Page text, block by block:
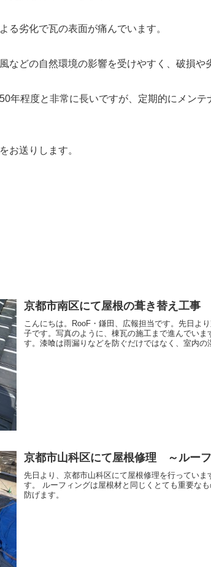
る劣化で瓦の表面が痛んでいます。
などの自然環境の影響を受けやすく、破損や
年程度と非常に長いですが、定期的にメン
お送りします。
京都市南区にて屋根の葺き替え工事
こんにちは。RooF・鎌田、広報担当です。先日よ
子です。写真のように、棟瓦の施工まで進んでい
す。漆喰は雨漏りなどを防ぐだけではなく、室内の
京都市山科区にて屋根修理 ～ルー
先日より、京都市山科区にて屋根修理を行ってい
す。 ルーフィングは屋根材と同じくとても重要な
防げます。